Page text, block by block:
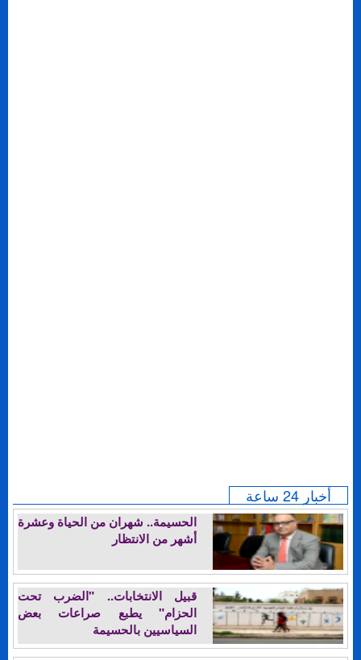
أخبار 24 ساعة
الحسيمة.. شهران من الحياة وعشرة
أشهر من الانتظار
قبيل الانتخابات.. "الضرب تحت
الحزام" يطبع صراعات بعض
السياسيين بالحسيمة